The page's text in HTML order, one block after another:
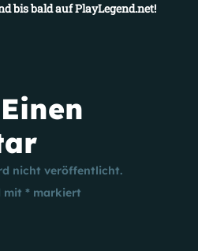
bis bald auf PlayLegend.net!
nicht veröffentlicht.
mit * markiert